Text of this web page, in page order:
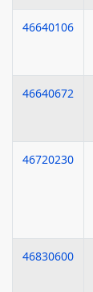
46640106
46640672
46720230
46830600